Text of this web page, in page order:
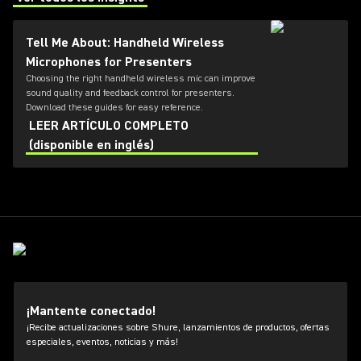
(Opens in a new tab)
Tell Me About: Handheld Wireless
Microphones for Presenters
Choosing the right handheld wireless mic can improve
sound quality and feedback control for presenters.
Download these guides for easy reference.
LEER ARTÍCULO COMPLETO
(disponible en inglés)
¡Mantente conectado!
¡Recibe actualizaciones sobre Shure, lanzamientos de productos, ofertas
especiales, eventos, noticias y más!